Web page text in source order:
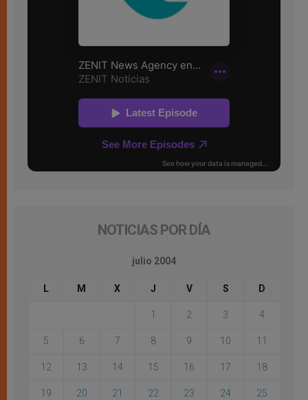
NOTICIAS POR DÍA
julio 2004
L M X J V S D
1 2 3 4
5 6 7 8 9 10 11
12 13 14 15 16 17 18
19 20 21 22 23 24 25